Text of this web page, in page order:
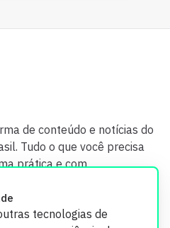
tecnologias de
de conteúdo e notícias do
Tudo o que você precisa
prática e com